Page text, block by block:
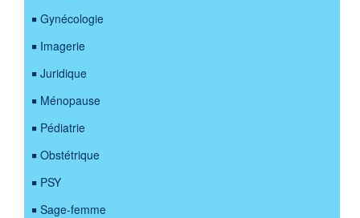
Gynécologie
Imagerie
Juridique
Ménopause
Pédiatrie
Obstétrique
PSY
Sage-femme